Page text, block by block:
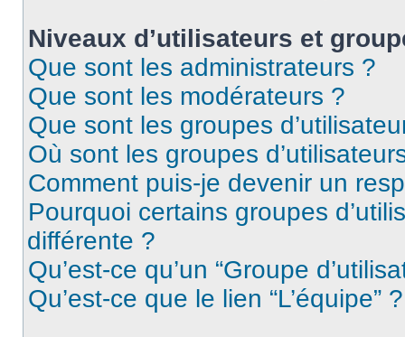
Niveaux d’utilisateurs et
Que sont les administrateurs ?
Que sont les modérateurs ?
Que sont les groupes
Où sont les groupes
Comment puis-je devenir un
Pourquoi certains groupes
différente ?
Qu’est-ce qu’un “Groupe
Qu’est-ce que le lien “L’équipe” ?